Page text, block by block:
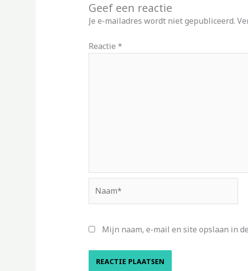
Geef een reactie
Je e-mailadres wordt niet gepubliceerd.
Reactie *
Mijn naam, e-mail en site opslaan in